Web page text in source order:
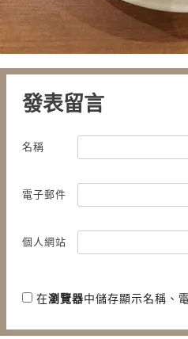
發表留言
名稱
電子郵件
個人網站
在瀏覽器中儲存顯示名稱、